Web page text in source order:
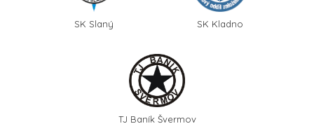
SK Slaný SK Kladno
TJ Baník Švermov